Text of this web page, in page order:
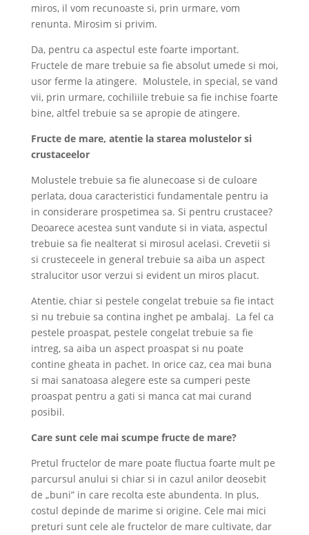
miros, il vom recunoaste si, prin urmare, vom
renunta. Mirosim si privim.
Da, pentru ca aspectul este foarte important.
Fructele de mare trebuie sa fie absolut umede si moi,
usor ferme la atingere. Molustele, in special, se vand
vii, prin urmare, cochiliile trebuie sa fie inchise foarte
bine, altfel trebuie sa se apropie de atingere.
Fructe de mare, atentie la starea molustelor si
crustaceelor
​​Molustele trebuie sa fie alunecoase si de culoare
perlata, doua caracteristici fundamentale pentru ia
in considerare prospetimea sa. Si pentru crustacee?
Deoarece acestea sunt vandute si in viata, aspectul
trebuie sa fie nealterat si mirosul acelasi. Crevetii si
si crusteceele in general trebuie sa aiba un aspect
stralucitor usor verzui si evident un miros placut.
Atentie, chiar si pestele congelat trebuie sa fie intact
si nu trebuie sa contina inghet pe ambalaj. La fel ca
pestele proaspat, pestele congelat trebuie sa fie
intreg, sa aiba un aspect proaspat si nu poate
contine gheata in pachet. In orice caz, cea mai buna
si mai sanatoasa alegere este sa cumperi peste
proaspat pentru a gati si manca cat mai curand
posibil.
Care sunt cele mai scumpe fructe de mare?
Pretul fructelor de mare poate fluctua foarte mult pe
parcursul anului si chiar si in cazul anilor deosebit
de „buni” in care recolta este abundenta. In plus,
costul depinde de marime si origine. Cele mai mici
preturi sunt cele ale fructelor de mare cultivate, dar